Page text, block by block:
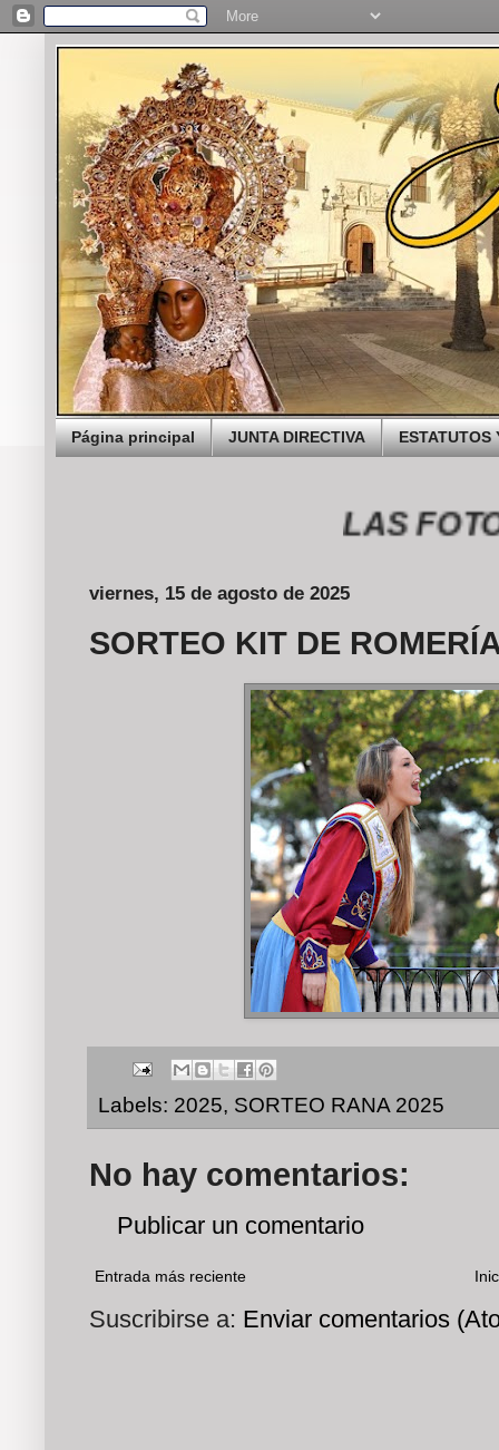
Página principal JUNTA DIRECTIVA ESTATUTOS
LAS
viernes, 15 de agosto de 2025
SORTEO KIT DE
Labels: 2025, SORTEO RANA 2025
No hay comentarios:
Publicar un comentario
Entrada más reciente
Suscribirse a: Enviar comentarios